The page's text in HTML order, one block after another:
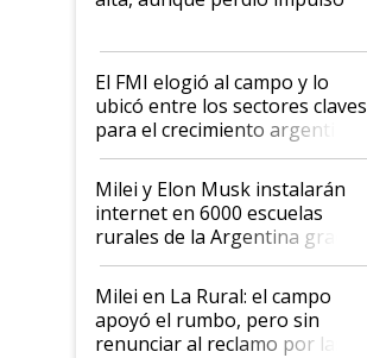
que de una dura crisis salió
de Milei
El FMI elogió al campo y lo
ubicó entre los sectores claves
para el crecimiento argentino
Milei y Elon Musk instalarán
internet en 6000 escuelas
rurales de la Argentina gracias
a un acuerdo con Starlink
Milei en La Rural: el campo
apoyó el rumbo, pero sin
renunciar al reclamo por las